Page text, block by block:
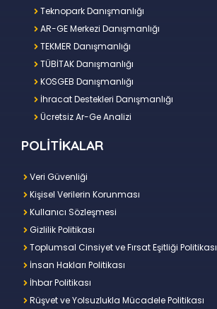
Teknopark Danışmanlığı
AR-GE Merkezi Danışmanlığı
TEKMER Danışmanlığı
TÜBİTAK Danışmanlığı
KOSGEB Danışmanlığı
İhracat Destekleri Danışmanlığı
Ücretsiz Ar-Ge Analizi
POLİTİKALAR
Veri Güvenliği
Kişisel Verilerin Korunması
Kullanıcı Sözleşmesi
Gizlilik Politikası
Toplumsal Cinsiyet ve Fırsat Eşitliği Politikası
İnsan Hakları Politikası
İhbar Politikası
Rüşvet ve Yolsuzlukla Mücadele Politikası